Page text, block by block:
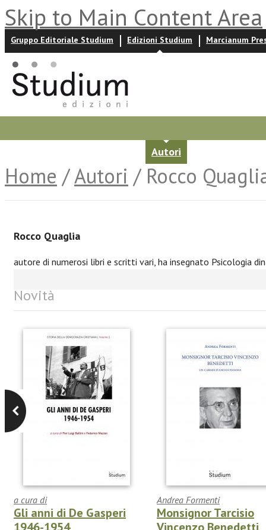
Skip to Main Content Area
Gruppo Editoriale Studium Edizioni Studium Marcianum
Autori
Home /Autori / Rocco
Rocco Quaglia
autore di numerosi libri e scritti vari, ha insegnato Psicologia
Novità
a cura di
Gli anni di De Gasperi
Andrea Formenti
Monsignor Tarcisio